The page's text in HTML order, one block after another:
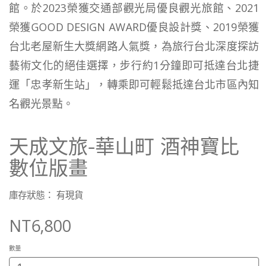
館。於2023榮獲交通部觀光局優良觀光旅館、2021
榮獲GOOD DESIGN AWARD優良設計獎、2019榮獲
台北老屋新生大獎網路人氣獎，為旅行台北深度探訪
藝術文化的絕佳選擇，步行約1分鐘即可抵達台北捷
運「忠孝新生站」，轉乘即可輕鬆抵達台北市區內知
名觀光景點。
天成文旅-華山町 酒神寶比
數位版畫
庫存狀態： 有現貨
NT6,800
數量